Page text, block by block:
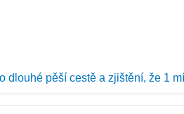
dlouhé pěší cestě a zjištění, že 1